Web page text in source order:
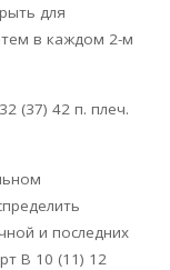
для
в каждом 2-м
(37) 42 п. плеч.
и последних
B 10 (11) 12